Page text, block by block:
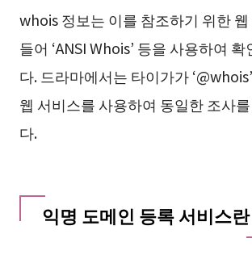
whois 정보는 이를 참조하기 위한
들어 ‘ANSI Whois’ 등을 사용하여
다. 드라마에서는 타이가가
웹 서비스를 사용하여 동일한 조사
다.
익명 도메인 등록 서비스란